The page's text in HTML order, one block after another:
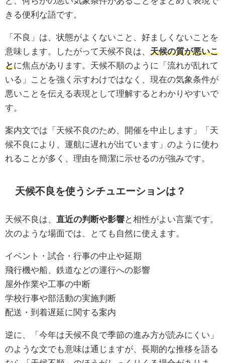
きる便利な語です。
「不良」は、状態がよくないこと、好ましくないことを
意味します。したがって天候不良は、 天候の質が悪いこ
とに焦点があります。天候不順のように「流れが乱れて
いる」ことを強く示すわけではなく、現在の気象条件が
悪いことを伝える表現として理解するとわかりやすいで
す。
案内文では「天候不良のため、開催を中止します」「天
候不良により、運航に遅れが出ています」のように使わ
れることが多く、理由を簡潔に示せるのが強みです。
天候不良を使うシチュエーションは？
天候不良は、 直近の判断や影響と相性がよい言葉です。
次のような場面では、とても自然に使えます。
イベント・試合・行事の中止や延期
飛行機や船、鉄道などの運行への影響
屋外作業や工事の中断
学校行事や部活動の実施判断
配送・到着遅延に関する案内
逆に、「今年は天候不良で季節の進み方が読みにくい」
のような文でも意味は通じますが、長期的な推移を語る